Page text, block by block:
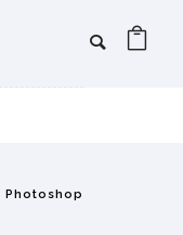
Photoshop